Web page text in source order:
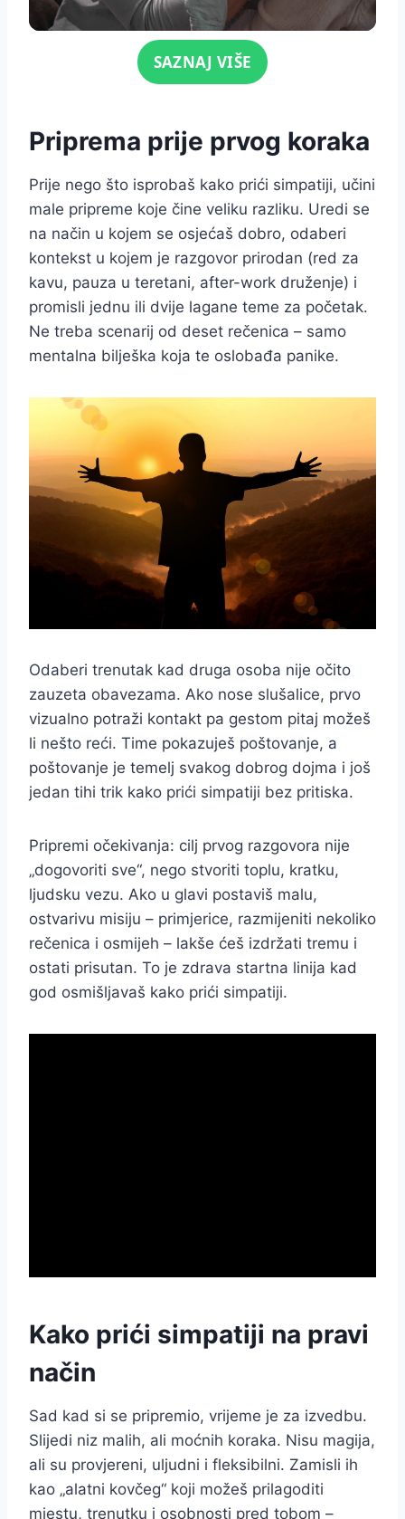
Click for soundSAZNAJ VIŠE
Priprema prije prvog koraka
Prije nego što isprobaš kako prići simpatiji, učini
male pripreme koje čine veliku razliku. Uredi se
na način u kojem se osjećaš dobro, odaberi
kontekst u kojem je razgovor prirodan (red za
kavu, pauza u teretani, after-work druženje) i
promisli jednu ili dvije lagane teme za početak.
Ne treba scenarij od deset rečenica – samo
mentalna bilješka koja te oslobađa panike.
Odaberi trenutak kad druga osoba nije očito
zauzeta obavezama. Ako nose slušalice, prvo
vizualno potraži kontakt pa gestom pitaj možeš
li nešto reći. Time pokazuješ poštovanje, a
poštovanje je temelj svakog dobrog dojma i još
jedan tihi trik kako prići simpatiji bez pritiska.
Pripremi očekivanja: cilj prvog razgovora nije
„dogovoriti sve“, nego stvoriti toplu, kratku,
ljudsku vezu. Ako u glavi postaviš malu,
ostvarivu misiju – primjerice, razmijeniti nekoliko
rečenica i osmijeh – lakše ćeš izdržati tremu i
ostati prisutan. To je zdrava startna linija kad
god osmišljavaš kako prići simpatiji.
Kako prići simpatiji na pravi
način
Sad kad si se pripremio, vrijeme je za izvedbu.
Slijedi niz malih, ali moćnih koraka. Nisu magija,
ali su provjereni, uljudni i fleksibilni. Zamisli ih
kao „alatni kovčeg“ koji možeš prilagoditi
mjestu, trenutku i osobnosti pred tobom –